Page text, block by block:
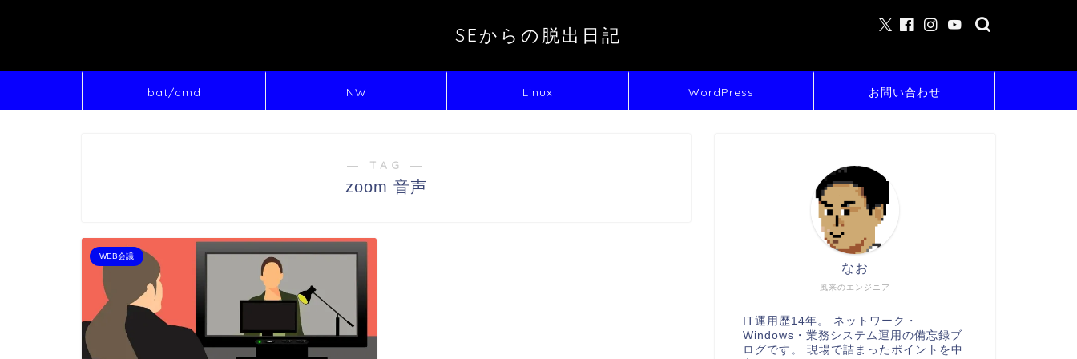
SEからの脱出日記
bat/cmd NW Linux WordPress お問い合わせ
― TAG ―
zoom 音声
WEB会議
風来のエンジニア
なお
IT運用歴14年。 ネットワーク・
Windows・業務システム運用の備忘録ブ
ログです。 現場で詰まったポイントを中